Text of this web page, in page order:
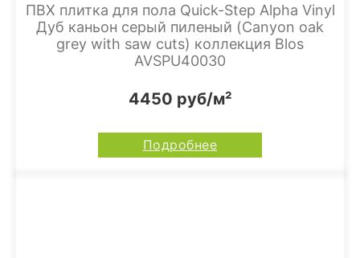
ПВХ плитка для пола Quick-Step Alpha Vinyl
Дуб каньон серый пиленый (Canyon oak
grey with saw cuts) коллекция Blos
AVSPU40030
4450 руб/м²
Подробнее